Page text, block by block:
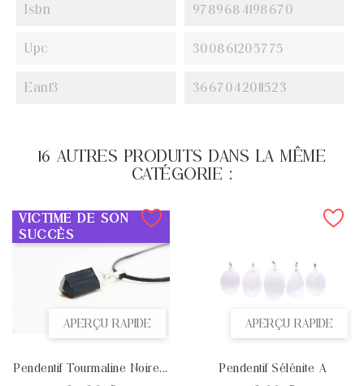
Isbn 9789684198670
Upc 300861205775
Ean13 3667042011523
16 AUTRES PRODUITS DANS LA MÊME
CATÉGORIE :
APERÇU RAPIDE
VICTIME DE SON
SUCCÈS
Pendentif Tourmaline Noire...
APERÇU RAPIDE
Pendentif Sélénite A